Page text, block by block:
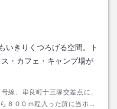
きりくつろげる空間。ト
・カフェ・キャンプ場が
線、串良町十三塚交差点に、
８００ｍ程入った所に当ホテ